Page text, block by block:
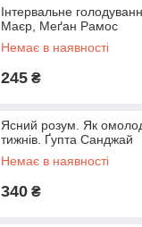
Інтервальне
Маєр, Меґан Рамос
Немає в наявності
245 ₴
Ясний розум. Як
тижнів. Ґупта Санджай
Немає в наявності
340 ₴